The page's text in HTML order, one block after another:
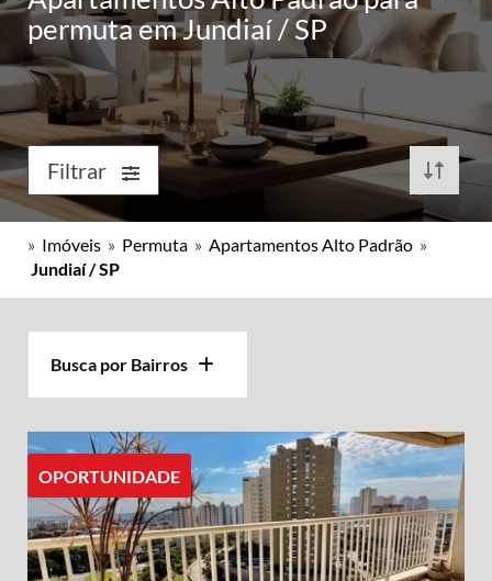
permuta em Jundiaí / SP
Filtrar
» Imóveis » Permuta » Apartamentos Alto Padrão »
Jundiaí / SP
Busca por Bairros
OPORTUNIDADE